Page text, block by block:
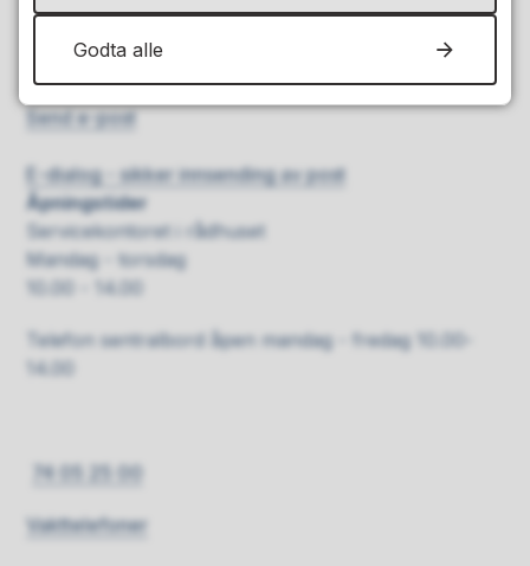
Besøksadresse:
Send e-post
E-dialog - sikker innsending av post
Åpningstider
Servicekontoret i rådhuset
Mandag - torsdag
10.00 - 14.00
Telefon sentralbord åpen mandag - fredag 10.00-
14.00
74 05 25 00
Vakttelefoner
Godta alle